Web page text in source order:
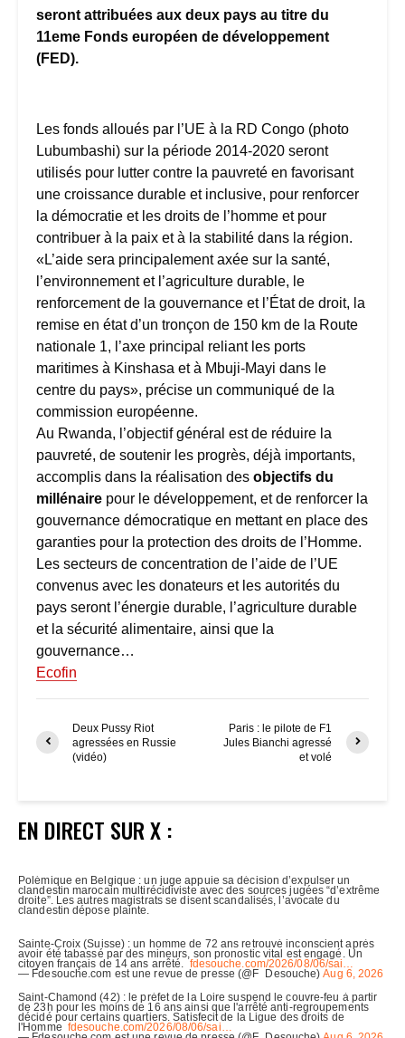
seront attribuées aux deux pays au titre du
11eme Fonds européen de développement
(FED).
Les fonds alloués par l’UE à la RD Congo (photo
Lubumbashi) sur la période 2014-2020 seront
utilisés pour lutter contre la pauvreté en favorisant
une croissance durable et inclusive, pour renforcer
la démocratie et les droits de l’homme et pour
contribuer à la paix et à la stabilité dans la région.
«L’aide sera principalement axée sur la santé,
l’environnement et l’agriculture durable, le
renforcement de la gouvernance et l’État de droit, la
remise en état d’un tronçon de 150 km de la Route
nationale 1, l’axe principal reliant les ports
maritimes à Kinshasa et à Mbuji-Mayi dans le
centre du pays», précise un communiqué de la
commission européenne.
Au Rwanda, l’objectif général est de réduire la
pauvreté, de soutenir les progrès, déjà importants,
accomplis dans la réalisation des objectifs du
millénaire pour le développement, et de renforcer la
gouvernance démocratique en mettant en place des
garanties pour la protection des droits de l’Homme.
Les secteurs de concentration de l’aide de l’UE
convenus avec les donateurs et les autorités du
pays seront l’énergie durable, l’agriculture durable
et la sécurité alimentaire, ainsi que la
gouvernance…
Ecofin
Deux Pussy Riot
agressées en Russie
(vidéo)
Paris : le pilote de F1
Jules Bianchi agressé
et volé
EN DIRECT SUR X :